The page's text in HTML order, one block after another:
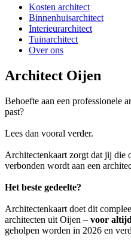
Kosten architect
Binnenhuisarchitect
Interieurarchitect
Tuinarchitect
Over ons
Architect Oijen
Behoefte aan een professionele
past?
Lees dan vooral verder.
Architectenkaart zorgt dat jij die
verbonden wordt aan een
Het beste gedeelte?
Architectenkaart doet dit
architecten uit Oijen – voor altijd
geholpen worden in 2026 en